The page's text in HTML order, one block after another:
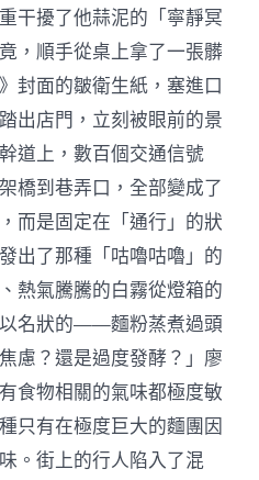
干擾了他蒜泥的「寧靜冥
，順手從桌上拿了一張髒
封面的皺衛生紙，塞進口
出店門，立刻被眼前的景
道上，數百個交通信號
橋到巷弄口，全部變成了
而是固定在「通行」的狀
出了那種「咕嚕咕嚕」的
熱氣騰騰的白霧從燈箱的
名狀的——麵粉蒸煮過頭
慮？還是過度發酵？」廖
食物相關的氣味都極度敏
只有在極度巨大的麵團因
。街上的行人陷入了混